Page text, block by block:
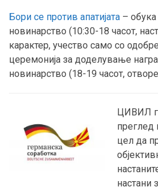
Бори се против апатијата – обука
новинарство (10:30-18 часот,
карактер, учество само со
церемонија за доделување
новинарство (18-19 часот,
ЦИВИЛ
преглед
цел да
настани